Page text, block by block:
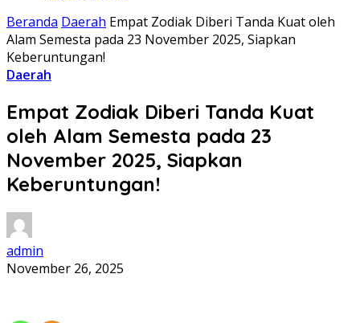
Beranda Daerah Empat Zodiak Diberi Tanda Kuat oleh
Alam Semesta pada 23 November 2025, Siapkan
Keberuntungan!
Daerah
Empat Zodiak Diberi Tanda Kuat
oleh Alam Semesta pada 23
November 2025, Siapkan
Keberuntungan!
admin
November 26, 2025